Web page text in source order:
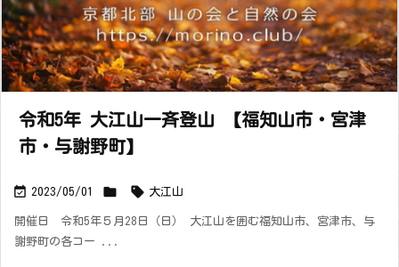
令和5年 大江山一斉登山 【福知山市・宮津
市・与謝野町】
 2023/05/01   大江山
開催日 令和5年５月28日（日） 大江山を囲む福知山市、宮津市、与
謝野町の各コー ...